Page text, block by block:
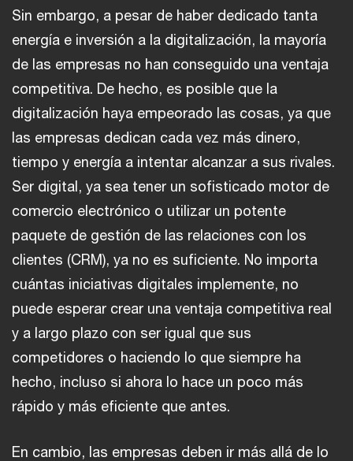
Sin embargo, a pesar de haber dedicado tanta
energía e inversión a la digitalización, la mayoría
de las empresas no han conseguido una ventaja
competitiva. De hecho, es posible que la
digitalización haya empeorado las cosas, ya que
las empresas dedican cada vez más dinero,
tiempo y energía a intentar alcanzar a sus rivales.
Ser digital, ya sea tener un sofisticado motor de
comercio electrónico o utilizar un potente
paquete de gestión de las relaciones con los
clientes (CRM), ya no es suficiente. No importa
cuántas iniciativas digitales implemente, no
puede esperar crear una ventaja competitiva real
y a largo plazo con ser igual que sus
competidores o haciendo lo que siempre ha
hecho, incluso si ahora lo hace un poco más
rápido y más eficiente que antes.
En cambio, las empresas deben ir más allá de lo